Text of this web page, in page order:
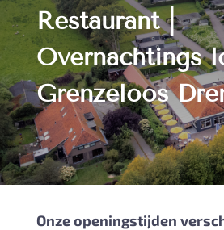
Restaurant |
Overnachtings
Grenzeloos
Onze openingstijden